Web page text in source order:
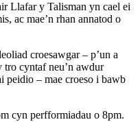
Llafar y Talisman yn cael ei
ac mae’n rhan annatod o
croesawgar – p’un a
cyntaf neu’n awdur
peidio – mae croeso i bawb
cyn perfformiadau o 8pm.